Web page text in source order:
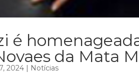
é
da Mata
2024 | Notícias